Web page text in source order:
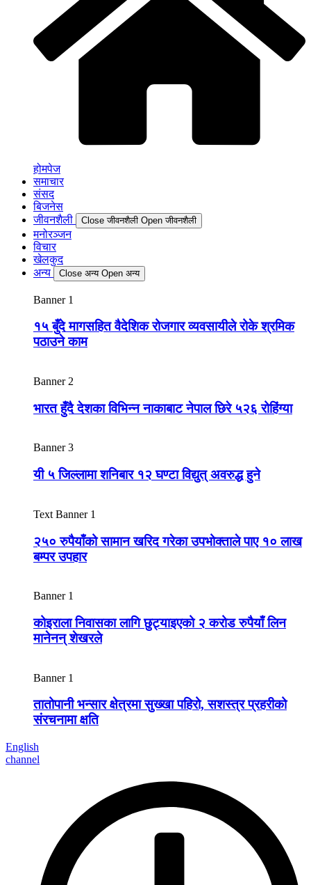
होमपेज
समाचार
संसद
बिजनेस
जीवनशैली
Close जीवनशैली Open जीवनशैली
मनोरञ्जन
विचार
खेलकुद
अन्य
Close अन्य Open अन्य
Banner 1
१५ बुँदे मागसहित वैदेशिक रोजगार व्यवसायीले रोके श्रमिक
पठाउने काम
Banner 2
भारत हुँदै देशका विभिन्न नाकाबाट नेपाल छिरे ५२६ रोहिंग्या
Banner 3
यी ५ जिल्लामा शनिबार १२ घण्टा विद्युत् अवरुद्ध हुने
Text Banner 1
२५० रुपैयाँको सामान खरिद गरेका उपभोक्ताले पाए १० लाख
बम्पर उपहार
Banner 1
कोइराला निवासका लागि छुट्याइएको २ करोड रुपैयाँ लिन
मानेनन् शेखरले
Banner 1
तातोपानी भन्सार क्षेत्रमा सुख्खा पहिरो, सशस्त्र प्रहरीको
संरचनामा क्षति
English
channel